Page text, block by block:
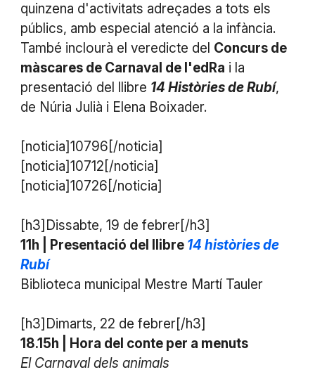
quinzena d'activitats adreçades a tots els
públics, amb especial atenció a la infància.
També inclourà el veredicte del Concurs de
màscares de Carnaval de l'edRa i la
presentació del llibre 14 Històries de Rubí,
de Núria Julià i Elena Boixader.
[noticia]10796[/noticia]
[noticia]10712[/noticia]
[noticia]10726[/noticia]
[h3]Dissabte, 19 de febrer[/h3]
11h | Presentació del llibre 14 històries de
Rubí
Biblioteca municipal Mestre Martí Tauler
[h3]Dimarts, 22 de febrer[/h3]
18.15h | Hora del conte per a menuts
El Carnaval dels animals